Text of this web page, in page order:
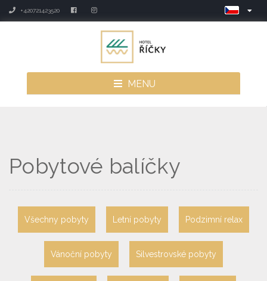
+420721423520
MENU
Pobytové balíčky
Všechny pobyty Letní pobyty Podzimní relax
Vánoční pobyty Silvestrovské pobyty